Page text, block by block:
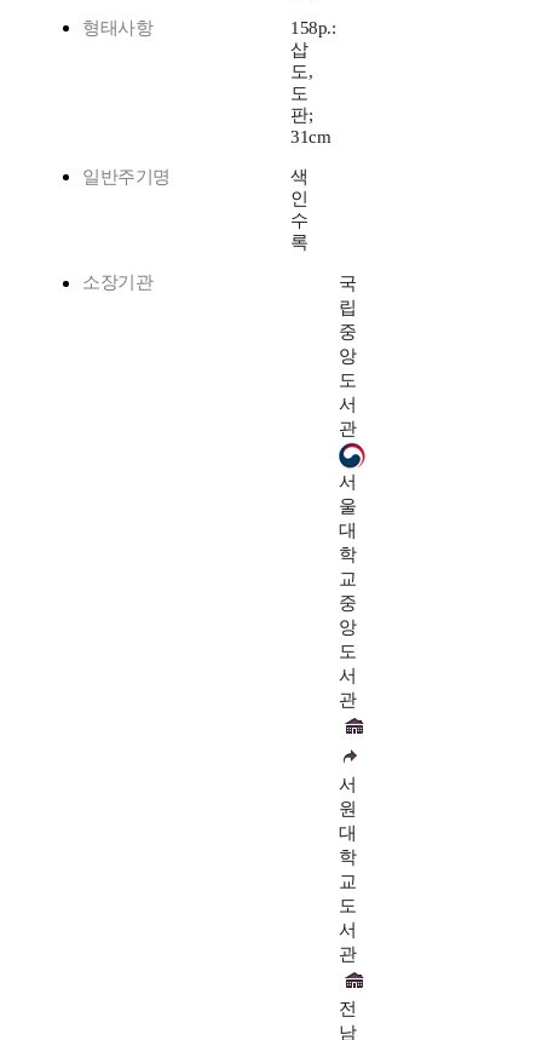
형태사항
158p.:
삽
도,
도
판;
31cm
일반주기명
색
인
수
록
소장기관
국
립
중
앙
도
서
관
서
울
대
학
교
중
앙
도
서
관
서
원
대
학
교
도
서
관
전
남